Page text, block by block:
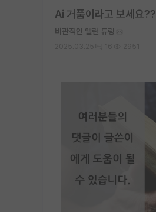
Ai 거품이라고 보세요??
비관적인 앨런 튜링